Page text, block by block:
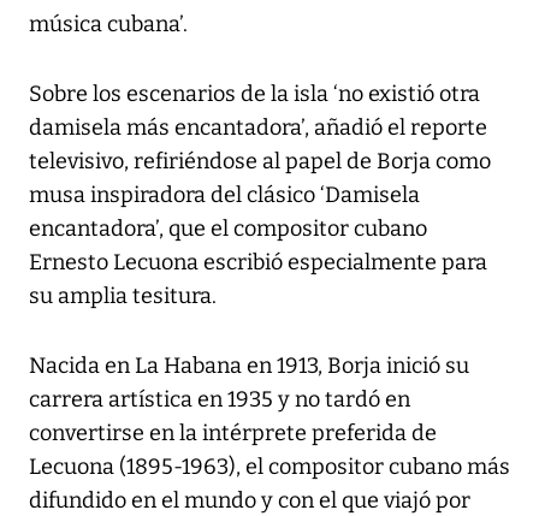
música cubana’.
Sobre los escenarios de la isla ‘no existió otra
damisela más encantadora’, añadió el reporte
televisivo, refiriéndose al papel de Borja como
musa inspiradora del clásico ‘Damisela
encantadora’, que el compositor cubano
Ernesto Lecuona escribió especialmente para
su amplia tesitura.
Nacida en La Habana en 1913, Borja inició su
carrera artística en 1935 y no tardó en
convertirse en la intérprete preferida de
Lecuona (1895-1963), el compositor cubano más
difundido en el mundo y con el que viajó por